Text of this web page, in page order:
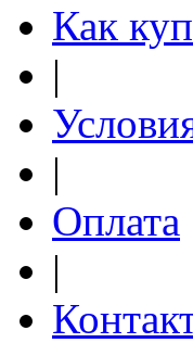
Как
|
|
Оплата
|